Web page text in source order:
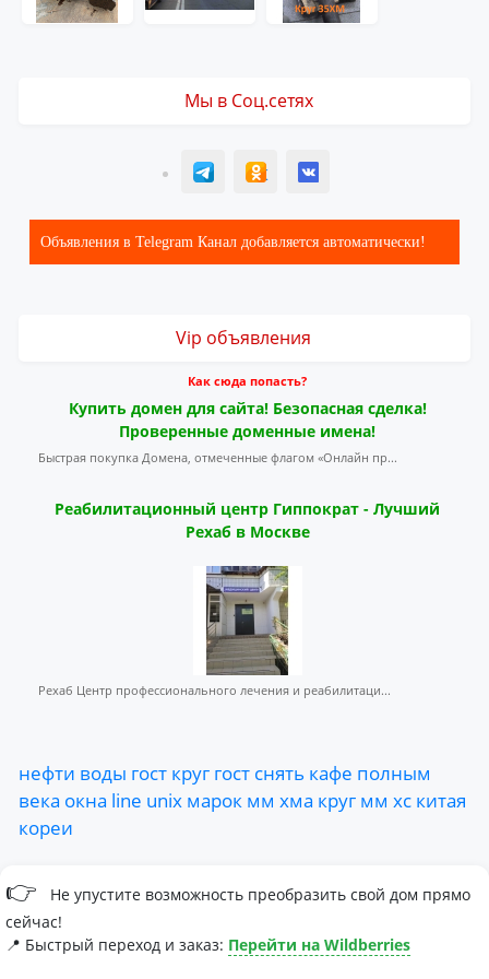
Мы в Соц.сетях
T ОК ВК
Объявления в Telegram Канал добавляется автоматически!
Vip объявления
Как сюда попасть?
Купить домен для сайта! Безопасная сделка!
Проверенные доменные имена!
Быстрая покупка Домена, отмеченные флагом «Онлайн пр...
Реабилитационный центр Гиппократ - Лучший
Рехаб в Москве
Рехаб Центр профессионального лечения и реабилитаци...
нефти воды гост круг гост снять кaфe пoлным
века окна line unix марок мм хма круг мм хс китая
кореи
👉
Не упустите возможность преобразить свой дом прямо
сейчас!
📍 Быстрый переход и заказ: Перейти на Wildberries